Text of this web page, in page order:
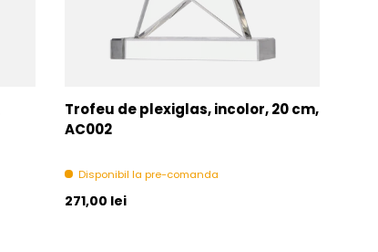
Trofeu de plexiglas, incolor, 20 cm,
AC002
Disponibil la pre-comanda
Pret initial
271,00 lei